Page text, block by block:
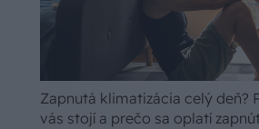
Zapnutá klimatizácia celý deň?
vás stojí a prečo sa oplatí